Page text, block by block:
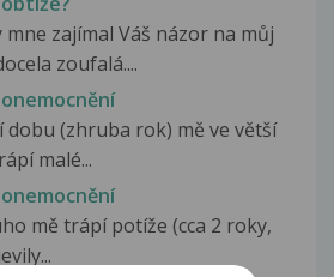
zajímal Váš názor na můj
zoufalá....
dobu (zhruba rok) mě ve větší
malé...
mě trápí potíže (cca 2 roky,